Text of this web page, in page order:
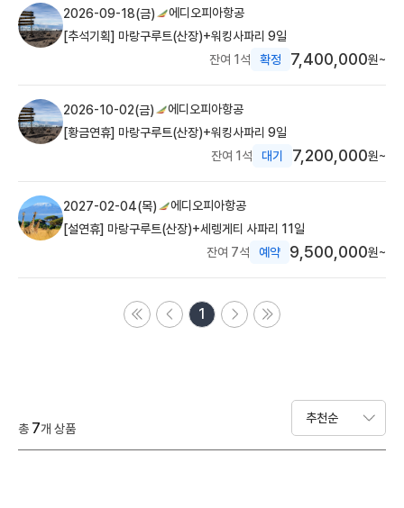
2026-09-18(금)
에디오피아항공
[추석기획] 마랑구루트(산장)+워킹사파리 9일
7,400,000원~
확정
잔여 1석
2026-10-02(금)
에디오피아항공
[황금연휴] 마랑구루트(산장)+워킹사파리 9일
7,200,000원~
대기
잔여 1석
2027-02-04(목)
에디오피아항공
[설연휴] 마랑구루트(산장)+세렝게티 사파리 11일
9,500,000원~
예약
잔여 7석
1
총 7개 상품